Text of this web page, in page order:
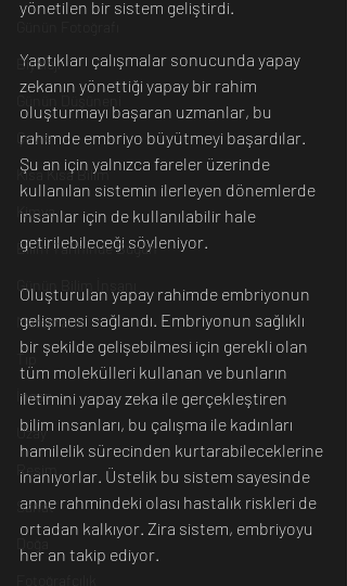
Biyoloji
Günün Düşüneni
Çevre
Kısa Kısa Bilim
Kimya
Bilim Tarihinde Bugün
Günün Bilim İnsanı
Matematik
Tıp
İnsan
Uzay
Resim
Sanat
yönetilen bir sistem geliştirdi.
Yaptıkları çalışmalar sonucunda yapay
zekanın yönettiği yapay bir rahim
oluşturmayı başaran uzmanlar, bu
rahimde embriyo büyütmeyi başardılar.
Şu an için yalnızca fareler üzerinde
kullanılan sistemin ilerleyen dönemlerde
insanlar için de kullanılabilir hale
getirilebileceği söyleniyor.
Oluşturulan yapay rahimde embriyonun
gelişmesi sağlandı. Embriyonun sağlıklı
bir şekilde gelişebilmesi için gerekli olan
tüm molekülleri kullanan ve bunların
iletimini yapay zeka ile gerçekleştiren
bilim insanları, bu çalışma ile kadınları
hamilelik sürecinden kurtarabileceklerine
inanıyorlar. Üstelik bu sistem sayesinde
anne rahmindeki olası hastalık riskleri de
ortadan kalkıyor. Zira sistem, embriyoyu
her an takip ediyor.